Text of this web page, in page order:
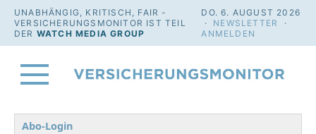
UNABHÄNGIG, KRITISCH, FAIR -
VERSICHERUNGSMONITOR IST TEIL
DER WATCH MEDIA GROUP
DO. 6. AUGUST 2026
· NEWSLETTER
·
ANMELDEN
Abo-Login